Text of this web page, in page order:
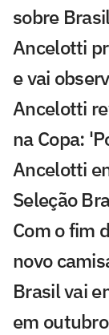
sobre
Ancelotti
e vai
Ancelotti
na Copa:
Ancelotti
Seleção
Com o fim
novo
Brasil vai
em